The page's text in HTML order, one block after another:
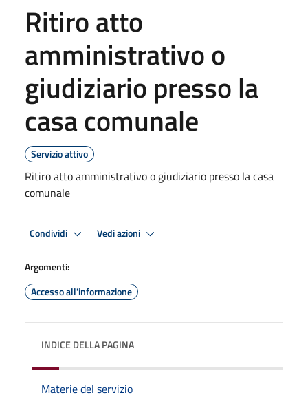
Ritiro atto
amministrativo o
giudiziario presso la
casa comunale
Servizio attivo
Ritiro atto amministrativo o giudiziario presso la casa
comunale
Condividi Vedi azioni
Argomenti:
Accesso all'informazione
INDICE DELLA PAGINA
Materie del servizio